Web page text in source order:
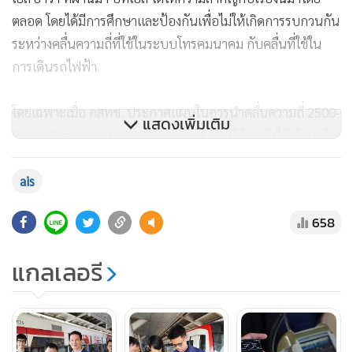
ตลอด โดยได้มีการศึกษาและป้องกันเพื่อไม่ให้เกิดการรบกวนกัน
ระหว่างคลื่นความถี่ที่ใช้ในระบบโทรคมนาคม กับคลื่นที่ใช้ใน
การเดินรถไฟฟ้า
โดยเฉพาะเมื่อ กสทช. ประกาศแผนในการนำคลื่นความถี่ 2500-
2600 MHz มาประมูลเพื่อใช้ในกิจการ 5G บีทีเอสจึงได้เข้าหารือ
รายละเอียดกับทาง กสทช. และหน่วยงานที่เกี่ยวข้อง จากการที่
โอเปอเรเตอร์ใช้คลื่นที่อยู่ใกล้ชิดกับคลื่นวิทยุ 2400-2500 MHz
สนับสนุนด้านเทคนิคทั่วประเทศ บริษัท แอดวานซ์ อินโฟร์
เซอร์วิส จำกัด (มหาชน) หรือ เอไอเอส กล่าวว่า เอไอเอสให้ความ
สำคัญกับการป้องกันผลกระทบจากคลื่นความถี่มาโดยตลอด
และทำงานร่วมกับพันธมิตรทั้งภาครัฐและเอกชนอย่างต่อเนื่อง
แสดงเพิ่มเติม
ais
658
แกลเลอรี